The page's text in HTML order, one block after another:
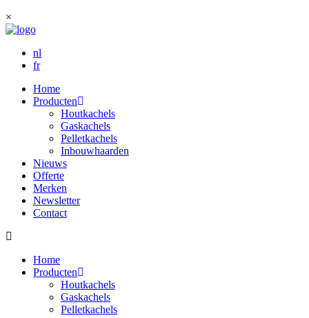
×
nl
fr
Home
Producten
Houtkachels
Gaskachels
Pelletkachels
Inbouwhaarden
Nieuws
Offerte
Merken
Newsletter
Contact
Home
Producten
Houtkachels
Gaskachels
Pelletkachels